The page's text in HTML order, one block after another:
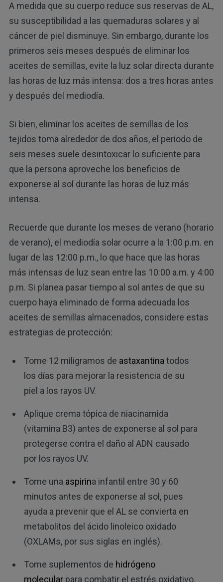
A medida que su cuerpo reduce sus reservas de AL,
su susceptibilidad a las quemaduras solares y al
cáncer de piel disminuye. Sin embargo, durante los
primeros seis meses después de eliminar los
aceites de semillas, evite la luz solar directa durante
las horas de luz más intensa: dos a tres horas antes
y después del mediodía.
Si bien, eliminar los aceites de semillas de los
tejidos toma alrededor de dos años, el periodo de
seis meses suele desintoxicar lo suficiente para
que la persona aproveche los beneficios de
exponerse al sol durante las horas de luz más
intensa.
Recuerde que durante los meses de verano (horario
de verano), el mediodía solar ocurre a la 1:00 p.m. en
lugar de las 12:00 p.m., lo que hace que las horas
más intensas de luz sean entre las 10:00 a.m. y 4:00
p.m. Si planea pasar tiempo al sol antes de que su
cuerpo haya eliminado de forma adecuada los
aceites de semillas almacenados, considere estas
estrategias de protección:
Tome 12 miligramos de astaxantinatodos
los días para mejorar la resistencia de su
piel a los rayos UV.
Aplique crema tópica de niacinamida
(vitamina B3) antes de exponerse al sol para
protegerse contra el daño al ADN causado
por los rayos UV.
Tome una aspirina infantil entre 30 y 60
minutos antes de exponerse al sol, pues
ayuda a prevenir que el AL se convierta en
metabolitos del ácido linoleico oxidado
(OXLAMs, por sus siglas en inglés).
Tome suplementos de hidrógeno
molecularpara combatir el estrés oxidativo.